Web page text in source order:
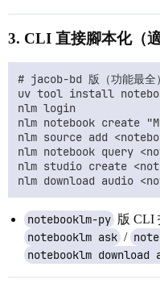
3. CLI 直接腳本化（
# jacob-bd 版（功能最全）
uv tool install
nlm login
nlm notebook create
nlm source add
nlm notebook query
nlm studio create
notebooklm-py 版 CLI
notebooklm ask /
notebooklm download